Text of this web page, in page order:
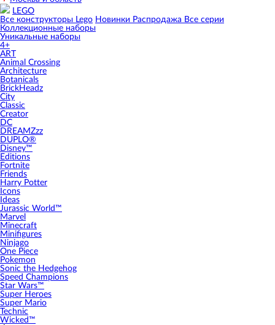
LEGO
Все конструкторы Lego Новинки Распродажа Все серии
Коллекционные наборы
Уникальные наборы
4+
ART
Animal Crossing
Architecture
Botanicals
BrickHeadz
City
Classic
Creator
DC
DREAMZzz
DUPLO®
Disney™
Editions
Fortnite
Friends
Harry Potter
Icons
Ideas
Jurassic World™
Marvel
Minecraft
Minifigures
Ninjago
One Piece
Pokemon
Sonic the Hedgehog
Speed Champions
Star Wars™
Super Heroes
Super Mario
Technic
Wicked™